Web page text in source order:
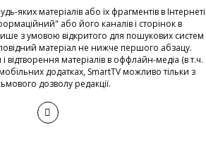
яких матеріалів або їх фрагментів в Інтернеті
або його каналів і сторінок в
з умовою відкритого для пошукових систем
матеріал не нижче першого абзацу.
відтворення матеріалів в оффлайн-медіа (в т.ч.
додатках, SmartTV можливо тільки з
дозволу редакції.